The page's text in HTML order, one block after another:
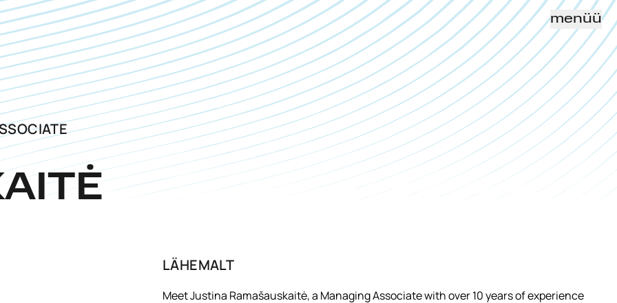
menüü
LÄHEMALT
Meet Justina Ramašauskaitė, a Managing Associate with over 10 years of experience